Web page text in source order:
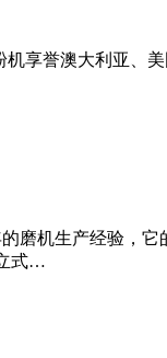
享誉澳大利亚、
磨机生产经验，
式…